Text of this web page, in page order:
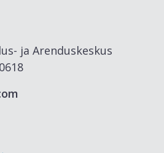
ja Arenduskeskus